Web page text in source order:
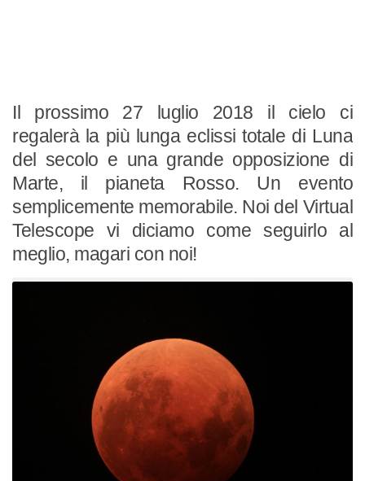
Il prossimo 27 luglio 2018 il cielo ci
regalerà la più lunga eclissi totale di Luna
del secolo e una grande opposizione di
Marte, il pianeta Rosso. Un evento
semplicemente memorabile. Noi del Virtual
Telescope vi diciamo come seguirlo al
meglio, magari con noi!